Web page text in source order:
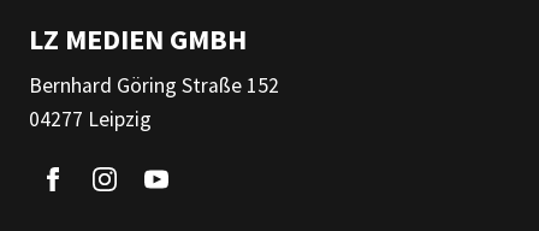
LZ MEDIEN GMBH
Bernhard Göring Straße 152
04277 Leipzig